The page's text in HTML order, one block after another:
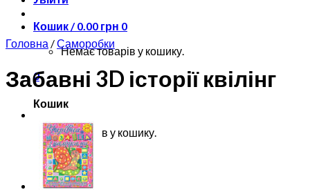
Кошик /0.00 грн 0
Немає товарів у кошику.
0
Кошик
Немає товарів у кошику.
Головна /Саморобки
Забавні 3D історії квілінг